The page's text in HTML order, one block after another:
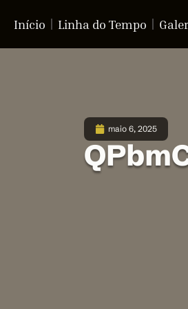
Início Linha do Tempo
maio 6, 2025